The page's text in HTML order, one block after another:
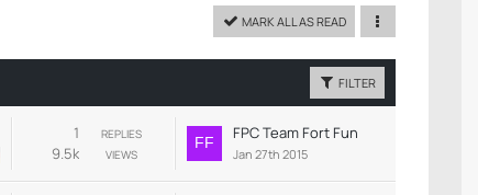
MARK ALL AS READ
FILTER
REPLIES
1
VIEWS
9.5k
FPC Team Fort Fun
Jan 27th 2015